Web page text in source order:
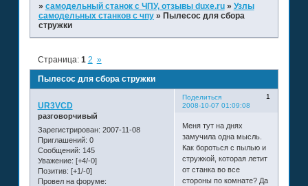
» самодельный станок с ЧПУ, отзывы duxe.ru » Узлы
самодельных станков с чпу » Пылесос для сбора
стружки
Пылесос для сбора стружки
Страница: 1 2 »
Поделиться
1
2008-10-07 01:09:08
UR3VCD
разговорчивый
Зарегистрирован: 2007-11-08
Приглашений: 0
Сообщений: 145
Уважение: [+4/-0]
Позитив: [+1/-0]
Провел на форуме:
Меня тут на днях
замучила одна мысль.
Как бороться с пылью и
стружкой, которая летит
от станка во все
стороны по комнате? Да